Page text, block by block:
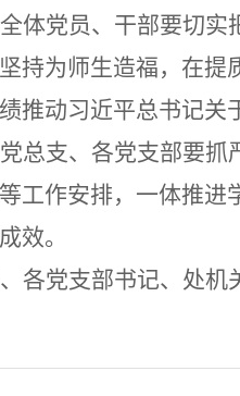
体党员、干部要切
持为师生造福，在
推动习近平总书记关
总支、各党支部要抓
工作安排，一体推进
效。
各党支部书记、处机